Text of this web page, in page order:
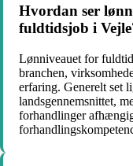
Hvordan ser
fuldtidsjob i
Lønniveauet for
branchen,
erfaring. Generelt set
landsgennemsnittet,
forhandlinger